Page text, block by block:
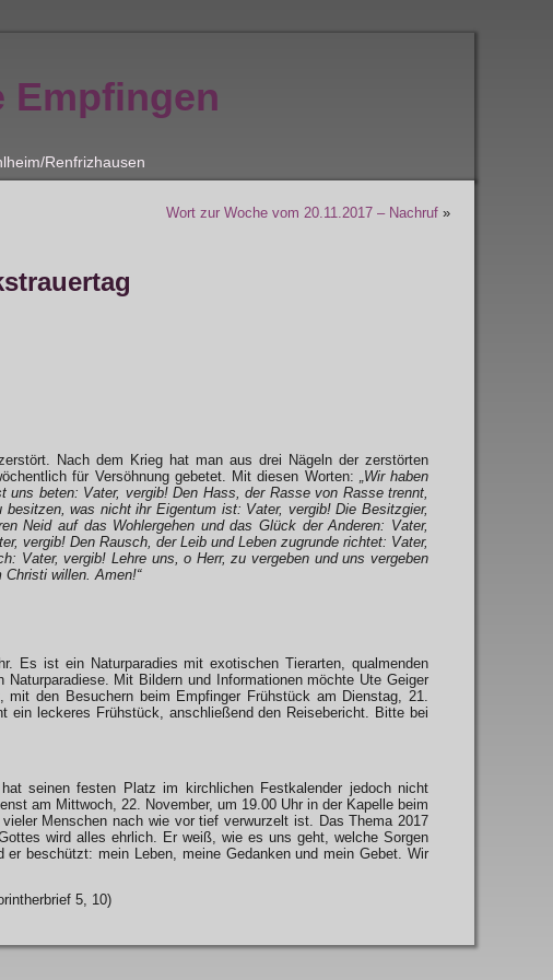
Empfingen
Renfrizhausen
Wort zur Woche vom 20.11.2017 – Nachruf »
Nach dem Krieg hat man aus drei Nägeln der zerstörten
für Versöhnung gebetet. Mit diesen Worten: „Wir haben
beten: Vater, vergib! Den Hass, der Rasse von Rasse trennt,
was nicht ihr Eigentum ist: Vater, vergib! Die Besitzgier,
Neid auf das Wohlergehen und das Glück der Anderen: Vater,
vergib! Den Rausch, der Leib und Leben zugrunde richtet: Vater,
Vater, vergib! Lehre uns, o Herr, zu vergeben und uns vergeben
willen. Amen!“
Es ist ein Naturparadies mit exotischen Tierarten, qualmenden
Mit Bildern und Informationen möchte Ute Geiger
den Besuchern beim Empfinger Frühstück am Dienstag, 21.
ein leckeres Frühstück, anschließend den Reisebericht. Bitte bei
seinen festen Platz im kirchlichen Festkalender jedoch nicht
am Mittwoch, 22. November, um 19.00 Uhr in der Kapelle beim
Menschen nach wie vor tief verwurzelt ist. Das Thema 2017
wird alles ehrlich. Er weiß, wie es uns geht, welche Sorgen
beschützt: mein Leben, meine Gedanken und mein Gebet. Wir
5, 10)